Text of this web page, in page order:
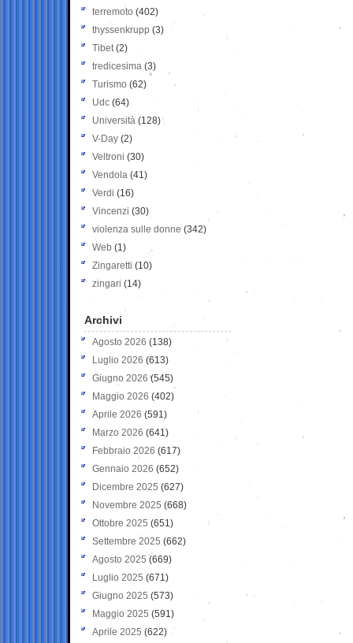
terremoto (402)
thyssenkrupp (3)
Tibet(2)
tredicesima (3)
Turismo (62)
Udc (64)
Università (128)
V-Day (2)
Veltroni (30)
Vendola (41)
Verdi (16)
Vincenzi (30)
violenza sulle donne (342)
Web (1)
Zingaretti (10)
zingari (14)
Archivi
Agosto 2026 (138)
Luglio 2026 (613)
Giugno 2026 (545)
Maggio 2026 (402)
Aprile 2026 (591)
Marzo 2026 (641)
Febbraio 2026 (617)
Gennaio 2026 (652)
Dicembre 2025 (627)
Novembre 2025 (668)
Ottobre 2025 (651)
Settembre 2025 (662)
Agosto 2025 (669)
Luglio 2025 (671)
Giugno 2025 (573)
Maggio 2025 (591)
Aprile 2025 (622)